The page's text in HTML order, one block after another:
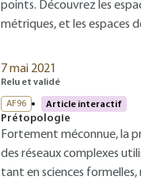
points. Découvrez les
métriques, et les espaces
7 mai 2021
Relu et validé
AF96 Article interactif
Prétopologie
Fortement méconnue, la
des réseaux complexes
tant en sciences formelles,